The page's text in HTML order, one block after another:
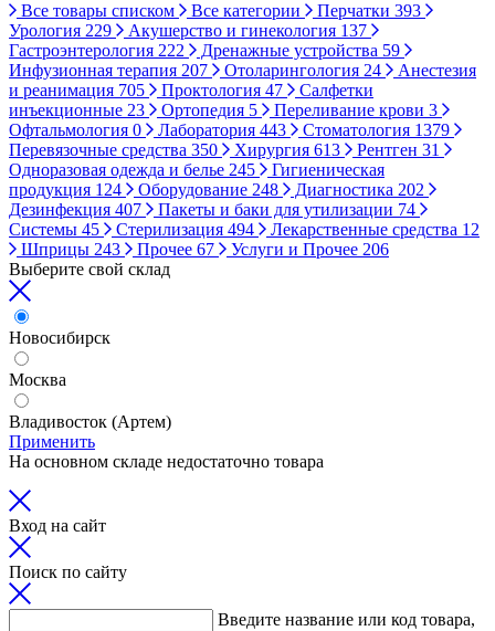
Все товары списком Все категории Перчатки 393
Урология 229 Акушерство и гинекология 137
Гастроэнтерология 222 Дренажные устройства 59
Инфузионная терапия 207 Отоларингология 24
Анестезия
и реанимация 705 Проктология 47
Салфетки
инъекционные 23 Ортопедия 5 Переливание крови 3
Офтальмология 0 Лаборатория 443 Стоматология 1379
Перевязочные средства 350 Хирургия 613 Рентген 31
Одноразовая одежда и белье 245
Гигиеническая
продукция 124 Оборудование 248 Диагностика 202
Дезинфекция 407 Пакеты и баки для утилизации 74
Системы 45 Стерилизация 494 Лекарственные средства 12
Шприцы 243 Прочее 67 Услуги и Прочее 206
Выберите свой склад
Новосибирск
Москва
Владивосток (Артем)
Применить
На основном складе недостаточно товара
Вход на сайт
Поиск по сайту
Введите название или код товара,